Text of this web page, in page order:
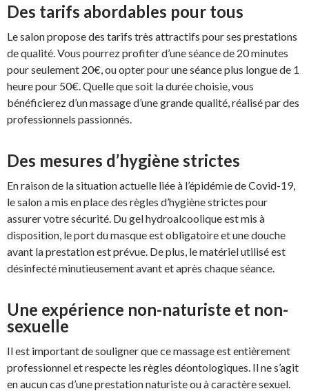
Des tarifs abordables pour tous
Le salon propose des tarifs très attractifs pour ses prestations
de qualité. Vous pourrez profiter d’une séance de 20 minutes
pour seulement 20€, ou opter pour une séance plus longue de 1
heure pour 50€. Quelle que soit la durée choisie, vous
bénéficierez d’un massage d’une grande qualité, réalisé par des
professionnels passionnés.
Des mesures d’hygiène strictes
En raison de la situation actuelle liée à l’épidémie de Covid-19,
le salon a mis en place des règles d’hygiène strictes pour
assurer votre sécurité. Du gel hydroalcoolique est mis à
disposition, le port du masque est obligatoire et une douche
avant la prestation est prévue. De plus, le matériel utilisé est
désinfecté minutieusement avant et après chaque séance.
Une expérience non-naturiste et non-
sexuelle
Il est important de souligner que ce massage est entièrement
professionnel et respecte les règles déontologiques. Il ne s’agit
en aucun cas d’une prestation naturiste ou à caractère sexuel.